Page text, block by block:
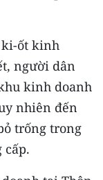
ki-ốt kinh
người dân
kinh doanh
nhiên đến
trống trong
cấp.